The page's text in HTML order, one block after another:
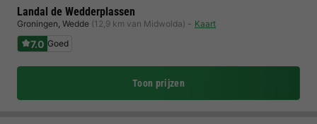
Landal de Wedderplassen
Groningen, Wedde (12,9 km van Midwolda) Kaart
7.0 Goed
Toon prijzen